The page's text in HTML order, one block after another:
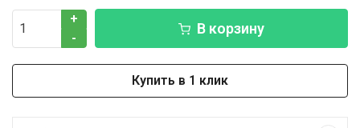
+
-
В корзину
Купить в 1 клик